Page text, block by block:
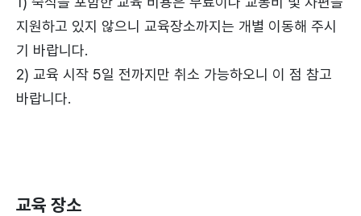
지원하고 있지 않으니 교육장소까지는 개별 이동해 주시
기 바랍니다.
2) 교육 시작 5일 전까지만 취소 가능하오니 이 점 참고
바랍니다.
교육 장소